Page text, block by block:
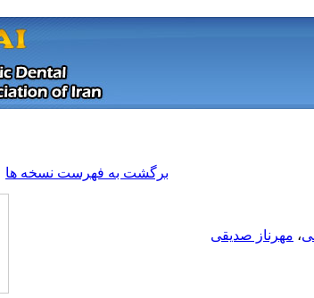
برگشت به فهرست نسخه ها
، مهرناز صدیقی